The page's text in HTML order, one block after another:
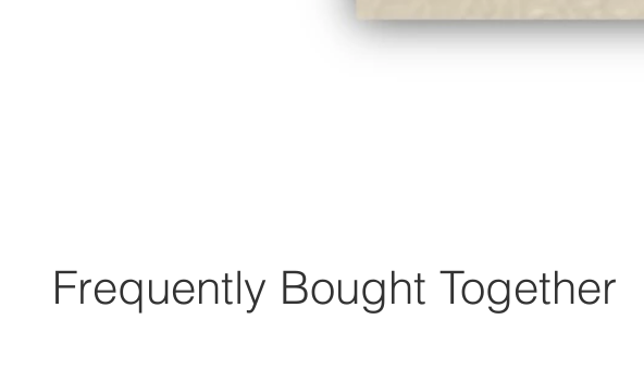
Frequently Bought Together